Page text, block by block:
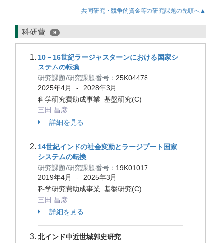
共同研究・競争的資金等の研究課題の先頭へ▲
科研費 9
10－16世紀ラージャスターンにおける国家シ
ステムの転換
研究課題/研究課題番号： 25K04478
2025年4月
-
2028年3月
科学研究費助成事業 基盤研究(C)
三田 昌彦
詳細を見る
14世紀インドの社会変動とラージプート国家
システムの転換
研究課題/研究課題番号： 19K01017
2019年4月
-
2025年3月
科学研究費助成事業 基盤研究(C)
三田 昌彦
詳細を見る
北インド中近世城郭史研究